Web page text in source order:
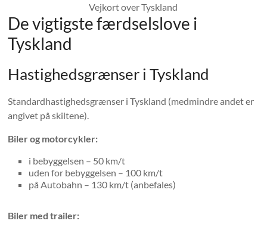
Vejkort over Tyskland
De vigtigste færdselslove i
Tyskland
Hastighedsgrænser i Tyskland
Standardhastighedsgrænser i Tyskland (medmindre andet er
angivet på skiltene).
Biler og motorcykler:
i bebyggelsen – 50 km/t
uden for bebyggelsen – 100 km/t
på Autobahn – 130 km/t (anbefales)
Biler med trailer: